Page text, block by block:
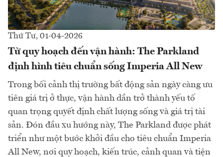
Thứ Tư, 01-04-2026
Từ quy hoạch đến vận hành: The Parkland
định hình tiêu chuẩn sống Imperia All New
Trong bối cảnh thị trường bất động sản ngày càng ưu
tiên giá trị ở thực, vận hành dần trở thành yếu tố
quan trọng quyết định chất lượng sống và giá trị tài
sản. Đón đầu xu hướng này, The Parkland được phát
triển như một bước khởi đầu cho tiêu chuẩn Imperia
All New, nơi quy hoạch, kiến trúc, cảnh quan và tiện